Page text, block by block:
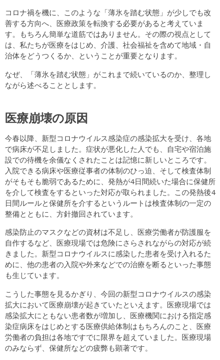
コロナ禍を機に、このような「薄氷を踏む状態」が少しでも改
善する方向へ、医療政策を転換する必要があると考えていま
す。もちろん簡単な道筋ではありません。その際の視点として
は、私たちが医療をはじめ、介護、社会福祉を含めて地域・自
治体をどうつくるか、ということが重要となります。
なぜ、「薄氷を踏む状態」がこれまで続いているのか、整理し
ながら述べることとします。
医療崩壊の原因
今春以降、新型コロナウイルス感染症の感染拡大を受け、各地
で病床が不足しました。症状が悪化した人でも、自宅や宿泊施
設での待機を余儀なくされたことは記憶に新しいところです。
入院できる病床や医療従事者の体制のひっ迫、そして検査体制
がそもそも脆弱であるために、発熱が4日間続いた場合に保健所
を介して検査をするといった対応が取られました。この発熱後4
日間ルールと保健所を介するというルートは検査体制の一定の
整備とともに、方針撤回されています。
感染防止のマスクなどの資材は不足し、医療労働者が防護服を
自作するなど、医療現場では危険にさらされながらの対応が続
きました。新型コロナウイルスに感染した患者を受け入れるた
めに、他の患者の入院や外来などでの治療を断るといった事態
も生じています。
こうした事態を見るかぎり、今回の新型コロナウイルスの感染
拡大において医療崩壊が起きていたといえます。医療現場では
感染拡大にともない患者数が増加し、医療機関における指定感
染症病床をはじめとする医療供給体制はもちろんのこと、医療
労働者の負担は各地ですでに限界を超えていました。医療現場
のみならず、保健所などの疲弊も顕著です。